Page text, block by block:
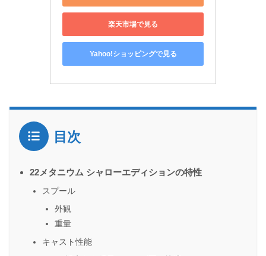
楽天市場で見る
Yahoo!ショッピングで見る
目次
22メタニウム シャローエディションの特性
スプール
外観
重量
キャスト性能